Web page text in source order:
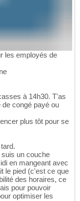
les employés de
à 14h30. T'as
de congé payé ou
plus tôt pour se
un couche
en mangeant avec
le pied (c'est ce que
des horaires, ce
pour pouvoir
optimiser les